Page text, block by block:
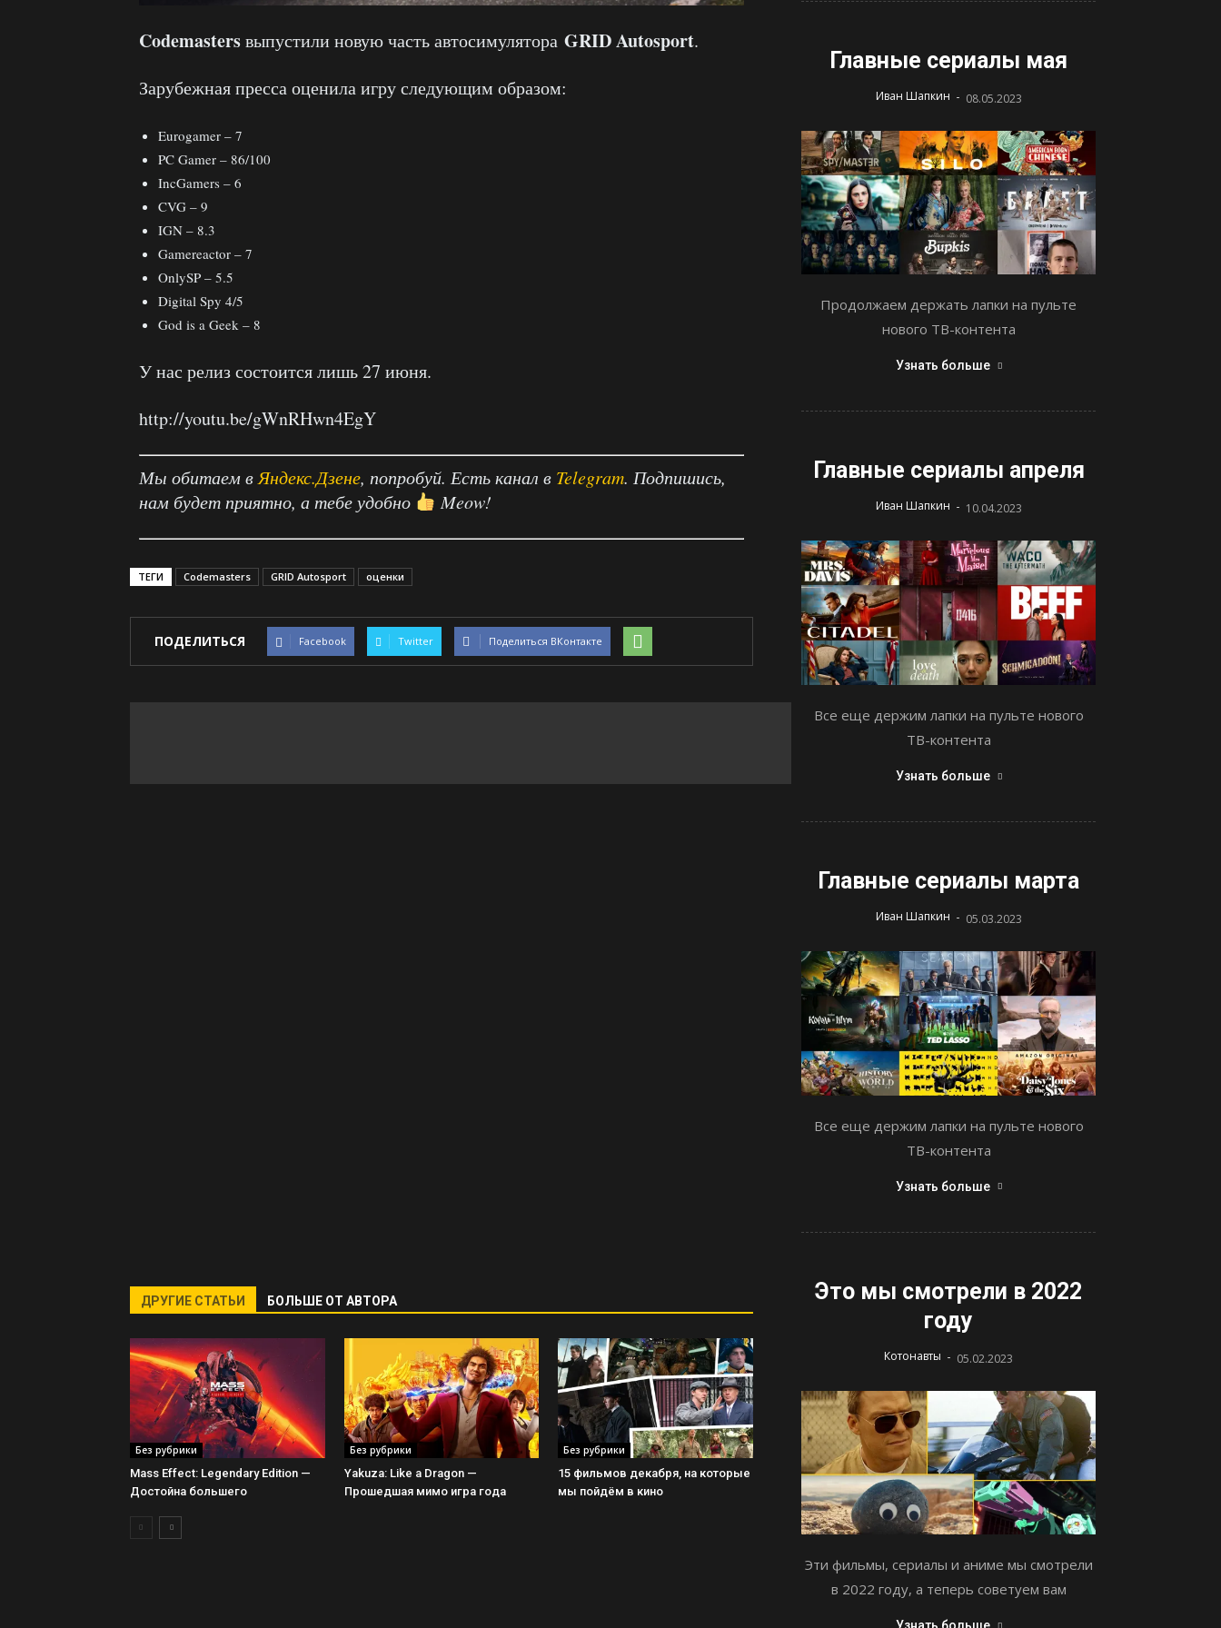
Codemastersвыпустили новую часть автосимулятора GRID Autosport.
Зарубежная пресса оценила игру следующим образом:
Eurogamer – 7
PC Gamer – 86/100
IncGamers – 6
CVG – 9
IGN – 8.3
Gamereactor – 7
OnlySP – 5.5
Digital Spy 4/5
God is a Geek – 8
У нас релиз состоится лишь 27 июня.
http://youtu.be/gWnRHwn4EgY
Мы обитаем в Яндекс.Дзене, попробуй. Есть канал в Telegram. Подпишись,
нам будет приятно, а тебе удобно
Meow!
ТЕГИ Codemasters GRID Autosport оценки
ПОДЕЛИТЬСЯ Facebook Twitter Поделиться ВКонтакте
ДРУГИЕ СТАТЬИ БОЛЬШЕ ОТ АВТОРА
Без рубрики
Mass Effect: Legendary Edition —
Достойна большего
Без рубрики
Yakuza: Like a Dragon —
Прошедшая мимо игра года
Без рубрики
15 фильмов декабря, на которые
мы пойдём в кино
Главные сериалы мая
Иван Шапкин - 08.05.2023
Продолжаем держать лапки на пульте
нового ТВ-контента
Узнать больше
Главные сериалы апреля
Иван Шапкин - 10.04.2023
Все еще держим лапки на пульте нового
ТВ-контента
Узнать больше
Главные сериалы марта
Иван Шапкин - 05.03.2023
Все еще держим лапки на пульте нового
ТВ-контента
Узнать больше
Это мы смотрели в 2022
году
Котонавты - 05.02.2023
Эти фильмы, сериалы и аниме мы смотрели
в 2022 году, а теперь советуем вам